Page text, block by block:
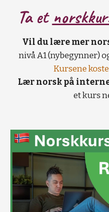
Ta et
Vil du lære mer
nivå A1 (nybegynner)
Kursene
Lær norsk på
et kurs